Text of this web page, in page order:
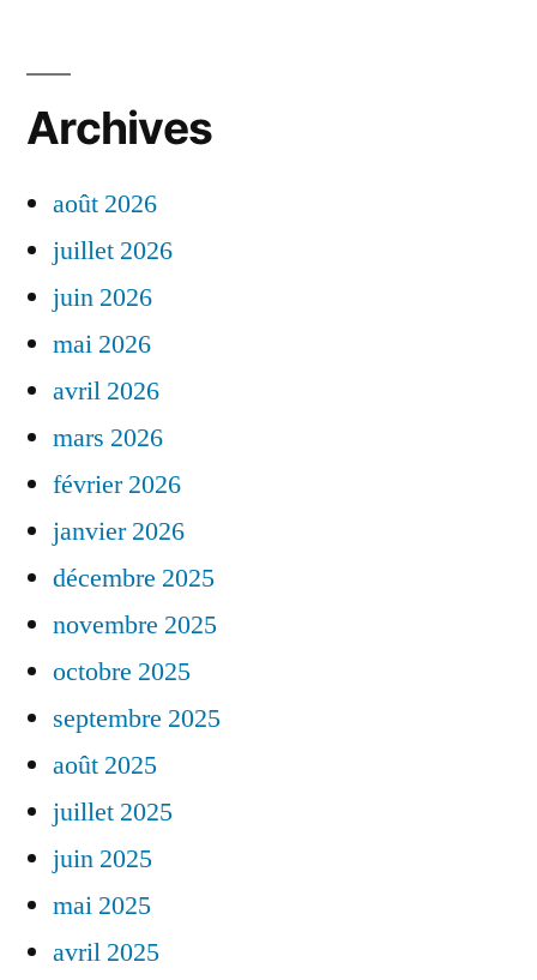
Archives
août 2026
juillet 2026
juin 2026
mai 2026
avril 2026
mars 2026
février 2026
janvier 2026
décembre 2025
novembre 2025
octobre 2025
septembre 2025
août 2025
juillet 2025
juin 2025
mai 2025
avril 2025